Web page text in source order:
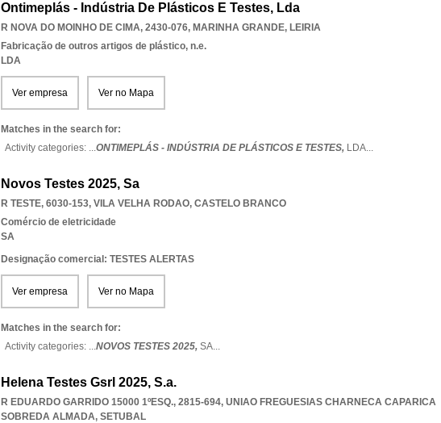
Ontimeplás - Indústria De Plásticos E Testes, Lda
R NOVA DO MOINHO DE CIMA, 2430-076, MARINHA GRANDE, LEIRIA
Fabricação de outros artigos de plástico, n.e.
LDA
Ver empresa Ver no Mapa
Matches in the search for:
Activity categories: ...ONTIMEPLÁS - INDÚSTRIA DE PLÁSTICOS E TESTES, LDA...
Novos Testes 2025, Sa
R TESTE, 6030-153, VILA VELHA RODAO, CASTELO BRANCO
Comércio de eletricidade
SA
Designação comercial: TESTES ALERTAS
Ver empresa Ver no Mapa
Matches in the search for:
Activity categories: ...NOVOS TESTES 2025, SA...
Helena Testes Gsrl 2025, S.a.
R EDUARDO GARRIDO 15000 1ºESQ., 2815-694, UNIAO FREGUESIAS CHARNECA CAPARICA
SOBREDA ALMADA, SETUBAL